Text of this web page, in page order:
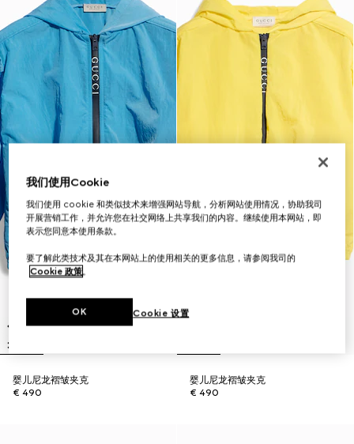
婴儿尼龙褶皱夹克
€ 490
婴儿尼龙褶皱夹克
€ 490
我们使用Cookie
我们使用 cookie 和类似技术来增强网站导航，分析网站使用情况，协助我司
开展营销工作，并允许您在社交网络上共享我们的内容。继续使用本网站，即
表示您同意本使用条款。
要了解此类技术及其在本网站上的使用相关的更多信息，请参阅我司的
Cookie 政策。
Cookie 设置
OK